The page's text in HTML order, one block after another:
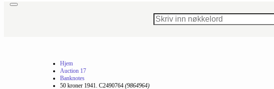
Toggle
Hjem
Auction 17
Banknotes
50 kroner 1941. C2490764 (9864964)